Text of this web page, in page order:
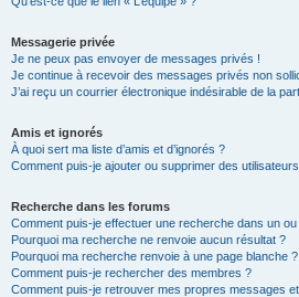
Messagerie privée
Je ne peux pas envoyer de messages privés !
Je continue à recevoir des messages privés non
J’ai reçu un courrier électronique indésirable de la
Amis et ignorés
À quoi sert ma liste d’amis et d’ignorés ?
Comment puis-je ajouter ou supprimer des utilisateurs
Recherche dans les forums
Comment puis-je effectuer une recherche dans un
Pourquoi ma recherche ne renvoie aucun résultat ?
Pourquoi ma recherche renvoie à une page blanche ?!
Comment puis-je rechercher des membres ?
Comment puis-je retrouver mes propres messages